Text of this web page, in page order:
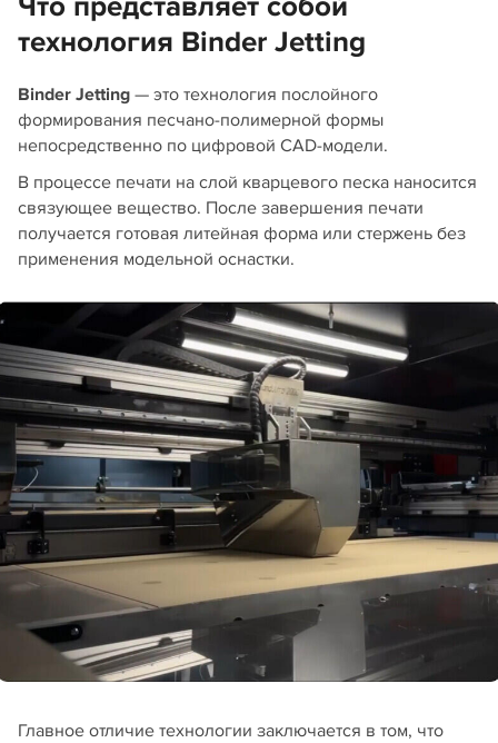
технология Binder Jetting
Binder Jetting — это технология послойного
формирования песчано-полимерной формы
непосредственно по цифровой CAD-модели.
В процессе печати на слой кварцевого песка наносится
связующее вещество. После завершения печати
получается готовая литейная форма или стержень без
применения модельной оснастки.
Главное отличие технологии заключается в том, что